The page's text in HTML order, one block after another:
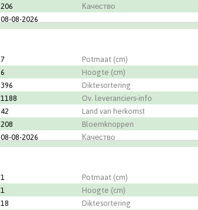
206 Качество
08-08-2026
GroWplant
7 Potmaat (cm)
6 Hoogte (cm)
396 Diktesortering
1188 Ov. leveranciers-info
42 Land van herkomst
208 Bloemknoppen
08-08-2026 Качество
ANCO
1 Potmaat (cm)
1 Hoogte (cm)
18 Diktesortering